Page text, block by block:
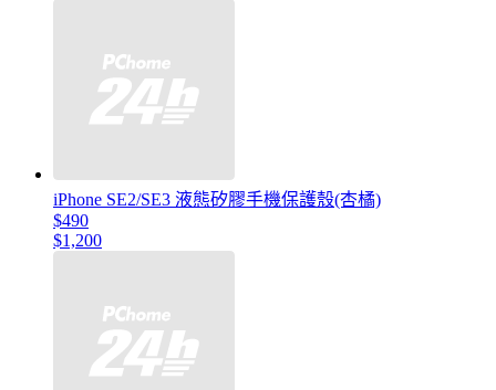
iPhone SE2/SE3 液態矽膠手機保護殼(杏橘)
$490
$1,200